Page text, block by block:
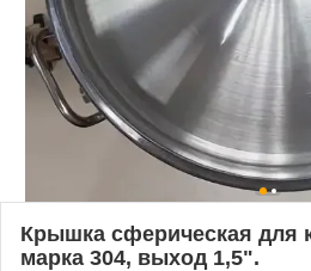
Крышка сферическая для
марка 304, выход 1,5".